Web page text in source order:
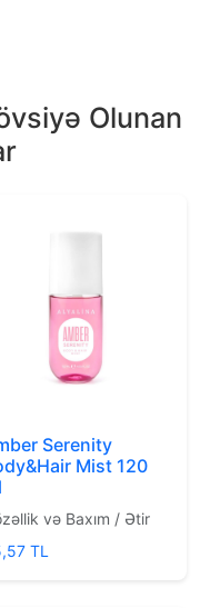
Olunan
Serenity
Mist 120
və Baxım / Ətir
TL